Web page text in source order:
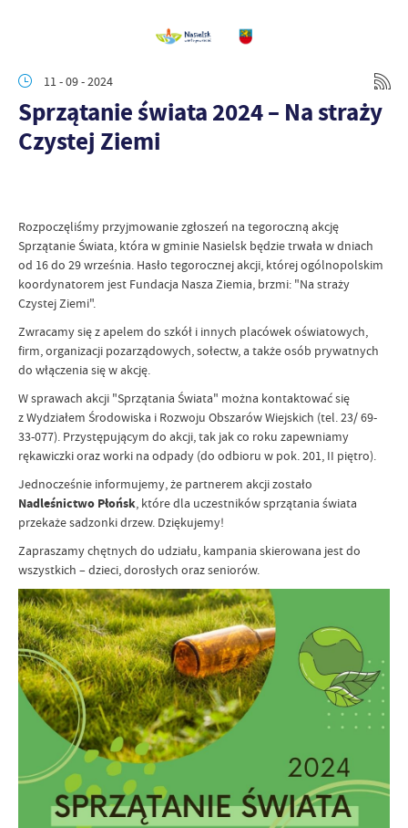
11 - 09 - 2024
Sprzątanie świata 2024 – Na straży
Czystej Ziemi
Rozpoczęliśmy przyjmowanie zgłoszeń na tegoroczną akcję
Sprzątanie Świata, która w gminie Nasielsk będzie trwała w dniach
od 16 do 29 września. Hasło tegorocznej akcji, której ogólnopolskim
koordynatorem jest Fundacja Nasza Ziemia, brzmi: "Na straży
Czystej Ziemi".
Zwracamy się z apelem do szkół i innych placówek oświatowych,
firm, organizacji pozarządowych, sołectw, a także osób prywatnych
do włączenia się w akcję.
W sprawach akcji "Sprzątania Świata" można kontaktować się
z Wydziałem Środowiska i Rozwoju Obszarów Wiejskich (tel. 23/ 69-
33-077). Przystępującym do akcji, tak jak co roku zapewniamy
rękawiczki oraz worki na odpady (do odbioru w pok. 201, II piętro).
Jednocześnie informujemy, że partnerem akcji zostało
Nadleśnictwo Płońsk, które dla uczestników sprzątania świata
przekaże sadzonki drzew. Dziękujemy!
Zapraszamy chętnych do udziału, kampania skierowana jest do
wszystkich – dzieci, dorosłych oraz seniorów.